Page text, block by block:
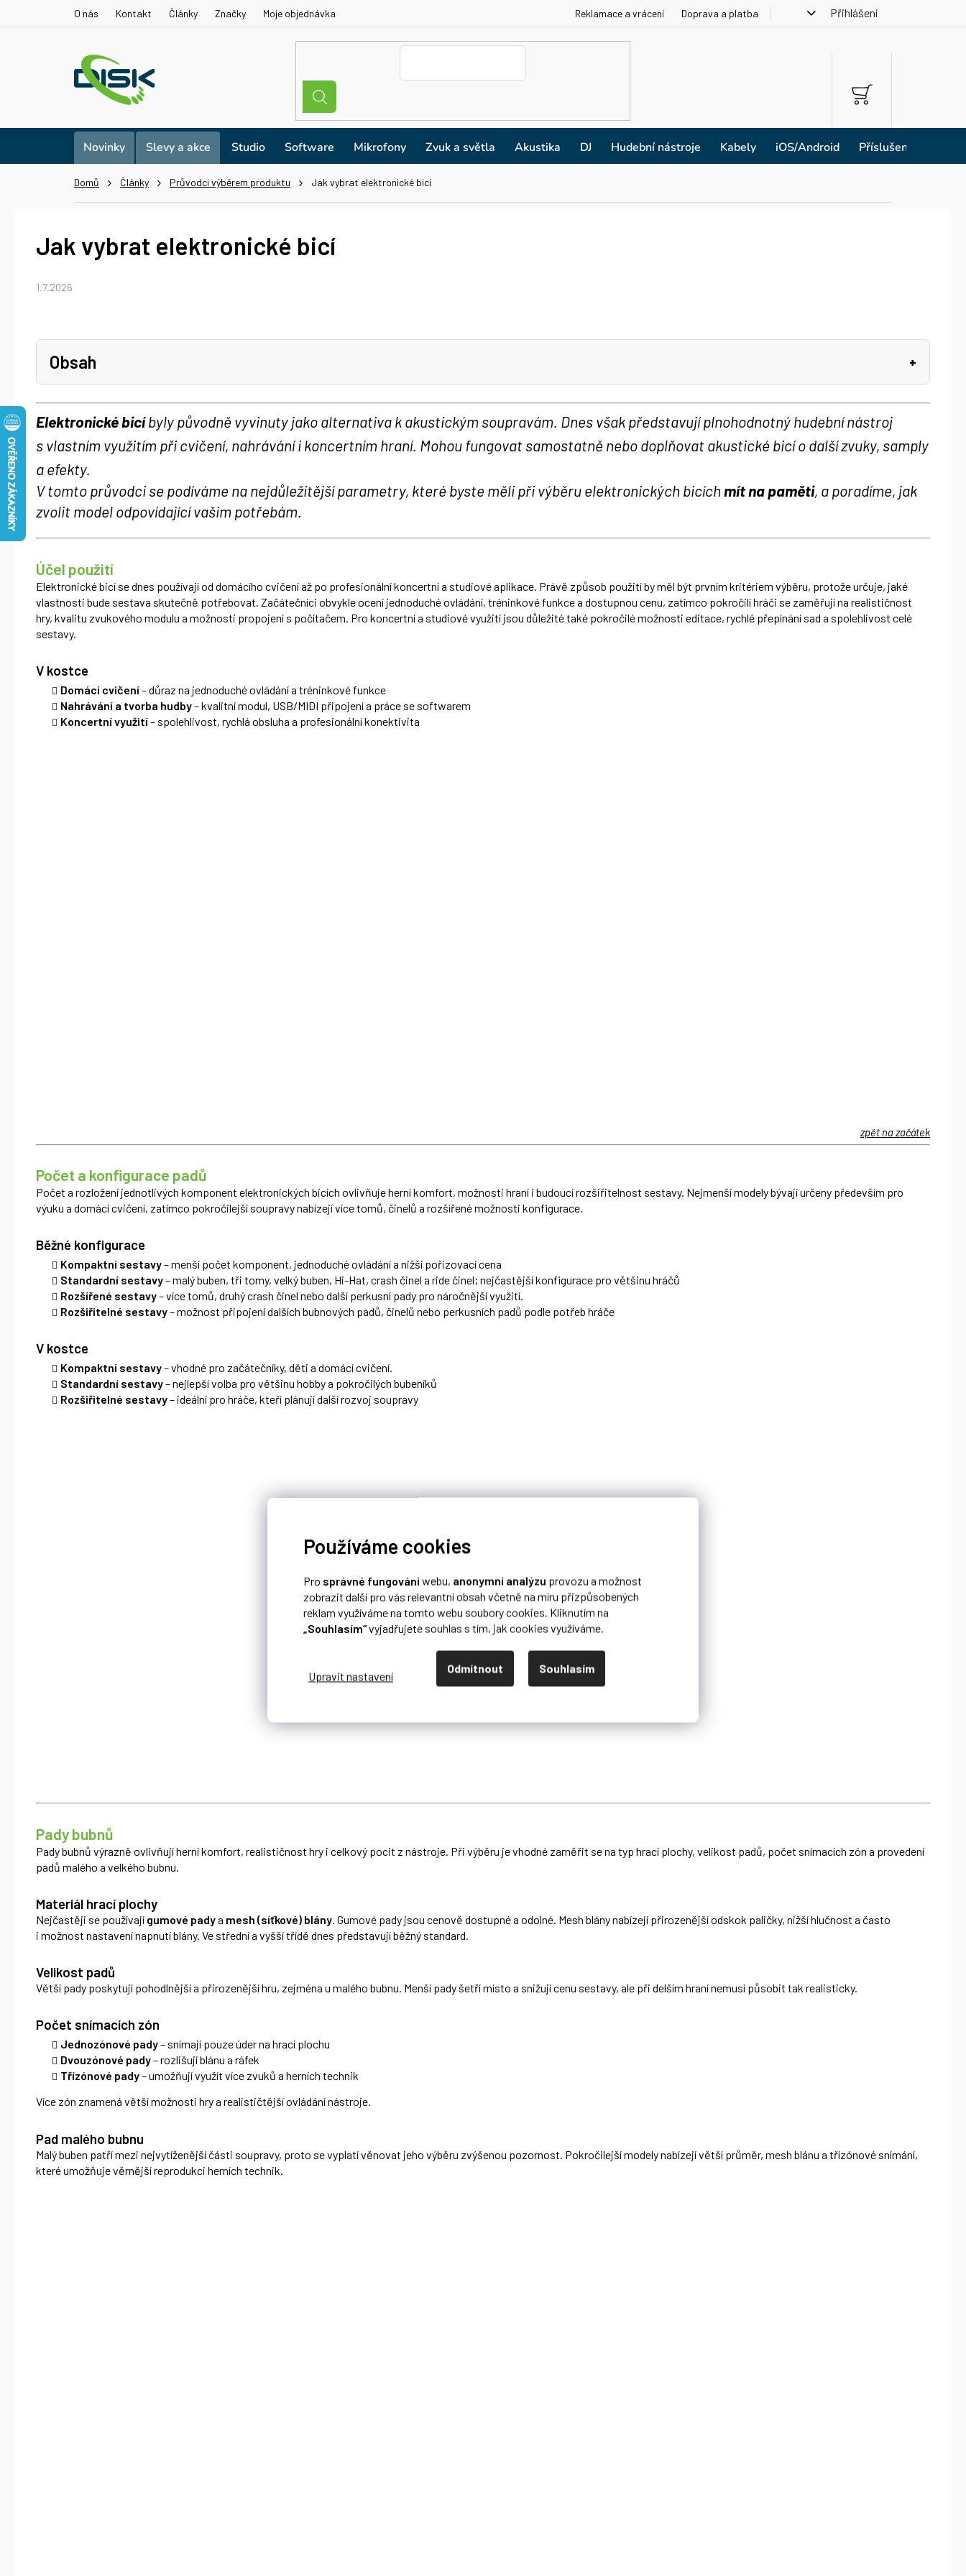
Používáme cookies
Pro správné fungováníwebu, anonymní analýzu provozu a možnost
zobrazit další pro vás relevantní obsah včetně na míru přizpůsobených
reklam využíváme na tomto webu soubory cookies. Kliknutím na
„Souhlasím“vyjadřujete souhlas s tím, jak cookies využíváme.
Odmítnout Souhlasím
O nás Kontakt Články Značky Moje objednávka Reklamace a vrácení Doprava a platba Přihlášení
NÁKUPNÍ
KOŠÍK
Novinky Slevy a akce Studio Software Mikrofony Zvuk a světla Akustika DJ Hudební nástroje Kabely iOS/Android Příslušenství
Domů Články Průvodci výběrem produktu Jak vybrat elektronické bicí
Jak vybrat elektronické bicí
1.7.2026
Obsah
Elektronické bicíbyly původně vyvinuty jako alternativa k akustickým soupravám. Dnes však představují plnohodnotný hudební nástroj
s vlastním využitím při cvičení, nahrávání i koncertním hraní. Mohou fungovat samostatně nebo doplňovat akustické bicí o další zvuky, samply
a efekty.
V tomto průvodci se podíváme na nejdůležitější parametry, které byste měli při výběru elektronických bicíchmít na paměti, a poradíme, jak
zvolit model odpovídající vašim potřebám.
Účel použití
Elektronické bicí se dnes používají od domácího cvičení až po profesionální koncertní a studiové aplikace. Právě způsob použití by měl být prvním kritériem výběru, protože určuje, jaké
vlastnosti bude sestava skutečně potřebovat. Začátečníci obvykle ocení jednoduché ovládání, tréninkové funkce a dostupnou cenu, zatímco pokročilí hráči se zaměřují na realističnost
hry, kvalitu zvukového modulu a možnosti propojení s počítačem. Pro koncertní a studiové využití jsou důležité také pokročilé možnosti editace, rychlé přepínání sad a spolehlivost celé
sestavy.
V kostce
Domácí cvičení– důraz na jednoduché ovládání a tréninkové funkce
Nahrávání a tvorba hudby– kvalitní modul, USB/MIDI připojení a práce se softwarem
Koncertní využití– spolehlivost, rychlá obsluha a profesionální konektivita
zpět na začátek
Počet a konfigurace padů
Počet a rozložení jednotlivých komponent elektronických bicích ovlivňuje herní komfort, možnosti hraní i budoucí rozšiřitelnost sestavy. Nejmenší modely bývají určeny především pro
výuku a domácí cvičení, zatímco pokročilejší soupravy nabízejí více tomů, činelů a rozšířené možnosti konfigurace.
Běžné konfigurace
Kompaktní sestavy– menší počet komponent, jednoduché ovládání a nižší pořizovací cena
Standardní sestavy– malý buben, tři tomy, velký buben, Hi-Hat, crash činel a ride činel; nejčastější konfigurace pro většinu hráčů
Rozšířené sestavy– více tomů, druhý crash činel nebo další perkusní pady pro náročnější využití.
Rozšiřitelné sestavy– možnost připojení dalších bubnových padů, činelů nebo perkusních padů podle potřeb hráče
V kostce
Kompaktní sestavy– vhodné pro začátečníky, děti a domácí cvičení.
Standardní sestavy– nejlepší volba pro většinu hobby a pokročilých bubeníků
Rozšiřitelné sestavy– ideální pro hráče, kteří plánují další rozvoj soupravy
Pady bubnů
Pady bubnů výrazně ovlivňují herní komfort, realističnost hry i celkový pocit z nástroje. Při výběru je vhodné zaměřit se na typ hrací plochy, velikost padů, počet snímacích zón a provedení
padů malého a velkého bubnu.
Materiál hrací plochy
Nejčastěji se používají gumové padya mesh (síťkové) blány. Gumové pady jsou cenově dostupné a odolné. Mesh blány nabízejí přirozenější odskok paličky, nižší hlučnost a často
i možnost nastavení napnutí blány. Ve střední a vyšší třídě dnes představují běžný standard.
Velikost padů
Větší pady poskytují pohodlnější a přirozenější hru, zejména u malého bubnu. Menší pady šetří místo a snižují cenu sestavy, ale při delším hraní nemusí působit tak realisticky.
Počet snímacích zón
Jednozónové pady– snímají pouze úder na hrací plochu
Dvouzónové pady– rozlišují blánu a ráfek
Třízónové pady– umožňují využít více zvuků a herních technik
Více zón znamená větší možnosti hry a realističtější ovládání nástroje.
Pad malého bubnu
Malý buben patří mezi nejvytíženější části soupravy, proto se vyplatí věnovat jeho výběru zvýšenou pozornost. Pokročilejší modely nabízejí větší průměr, mesh blánu a třízónové snímání,
které umožňuje věrnější reprodukci herních technik.